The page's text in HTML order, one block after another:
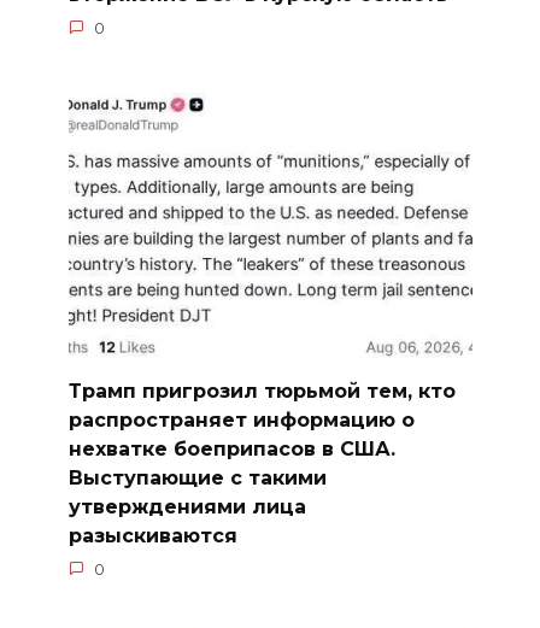
0
Трамп пригрозил тюрьмой тем, кто
распространяет информацию о
нехватке боеприпасов в США.
Выступающие с такими
утверждениями лица
разыскиваются
0